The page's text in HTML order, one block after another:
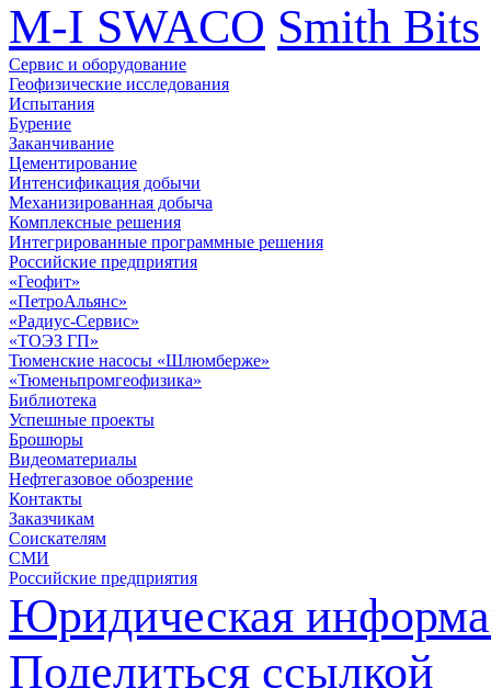
M-I SWACO Smith Bits
Сервис и оборудование
Геофизические исследования
Испытания
Бурение
Заканчивание
Цементирование
Интенсификация добычи
Механизированная добыча
Комплексные решения
Интегрированные программные решения
Российские предприятия
«Геофит»
«ПетроАльянс»
«Радиус-Сервис»
«ТОЭЗ ГП»
Тюменские насосы «Шлюмберже»
«Тюменьпромгеофизика»
Библиотека
Успешные проекты
Брошюры
Видеоматериалы
Нефтегазовое обозрение
Контакты
Заказчикам
Соискателям
СМИ
Российские предприятия
Юридическая
Поделиться ссылкой